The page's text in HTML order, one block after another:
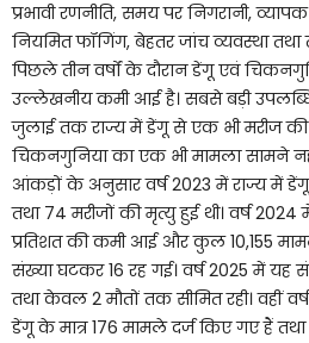
प्रभावी रणनीति, समय पर निगरानी,
नियमित फॉगिंग, बेहतर जांच व्यवस्था
पिछले तीन वर्षों के दौरान डेंगू एवं
उल्लेखनीय कमी आई है। सबसे बड़ी
जुलाई तक राज्य में डेंगू से एक भी मरीज
चिकनगुनिया का एक भी मामला सामने
आंकड़ों के अनुसार वर्ष 2023 में राज्य में
तथा 74 मरीजों की मृत्यु हुई थी। वर्ष
प्रतिशत की कमी आई और कुल 10,155
संख्या घटकर 16 रह गई। वर्ष 2025 में
तथा केवल 2 मौतों तक सीमित रही। वहीं
डेंगू के मात्र 176 मामले दर्ज किए गए हैं